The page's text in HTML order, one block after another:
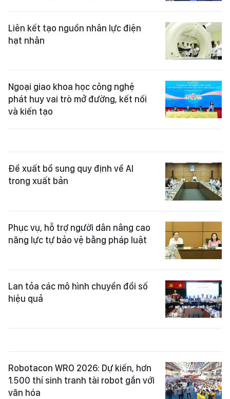
Liên kết tạo nguồn nhân lực điện
hạt nhân
Ngoại giao khoa học công nghệ
phát huy vai trò mở đường, kết nối
và kiến tạo
Đề xuất bổ sung quy định về AI
trong xuất bản
Phục vụ, hỗ trợ người dân nâng cao
năng lực tự bảo vệ bằng pháp luật
Lan tỏa các mô hình chuyển đổi số
hiệu quả
Robotacon WRO 2026: Dự kiến, hơn
1.500 thí sinh tranh tài robot gắn với
văn hóa